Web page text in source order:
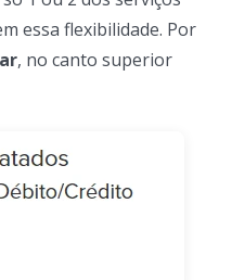
essa flexibilidade. Por
, no canto superior